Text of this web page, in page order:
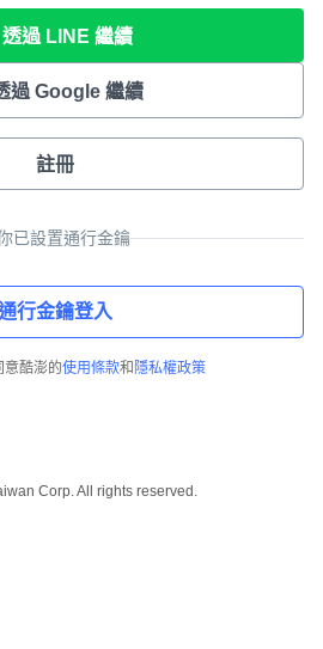
透過 LINE 繼續
過 Google 繼續
註冊
已設置通行金鑰
行金鑰登入
意酷澎的使用條款和 隱私權政策
Corp. All rights reserved.